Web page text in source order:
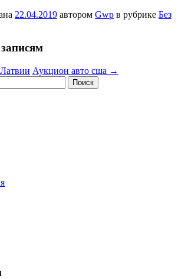
22.04.2019 автором Gwp в рубрике Без
Аукцион авто сша →